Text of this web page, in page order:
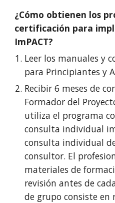
¿Cómo obtienen los
certificación para
ImPACT?
Leer los manuales y
para Principiantes y
Recibir 6 meses de
Formador del
utiliza el programa
consulta individual
consulta individual
consultor. El
materiales de
revisión antes de
de grupo consiste en